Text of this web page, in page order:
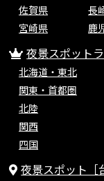
佐賀県
長
宮崎県
鹿
夜景スポット
北海道・東北
関東・首都圏
北陸
関西
四国
夜景スポット［